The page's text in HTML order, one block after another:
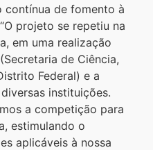
contínua de fomento à
projeto se repetiu na
em uma realização
de Ciência,
Federal) e a
instituições.
a competição para
estimulando o
aplicáveis à nossa